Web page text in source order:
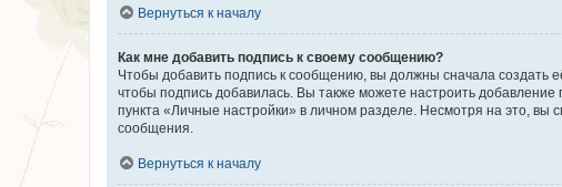
Вернуться к началу
Как мне добавить подпись к своему сообщению?
Чтобы добавить подпись к сообщению, вы должны сначала создать
чтобы подпись добавилась. Вы также можете настроить
пункта «Личные настройки» в личном разделе. Несмотря на это,
сообщения.
Вернуться к началу